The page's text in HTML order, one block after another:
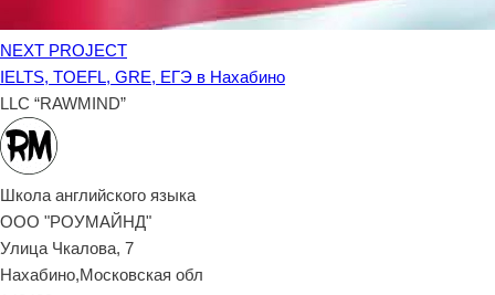
NEXT PROJECT
IELTS, TOEFL, GRE, ЕГЭ в Нахабино
LLC “RAWMIND”
Школа английского языка
ООО "РОУМАЙНД"
Улица Чкалова, 7
Нахабино,Московская обл